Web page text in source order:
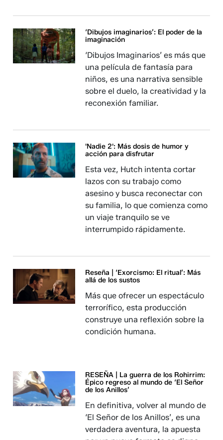
‘Dibujos imaginarios’: El poder de la
imaginación
‘Dibujos Imaginarios’ es más que
una película de fantasía para
niños, es una narrativa sensible
sobre el duelo, la creatividad y la
reconexión familiar.
'Nadie 2': Más dosis de humor y
acción para disfrutar
Esta vez, Hutch intenta cortar
lazos con su trabajo como
asesino y busca reconectar con
su familia, lo que comienza como
un viaje tranquilo se ve
interrumpido rápidamente.
Reseña | ‘Exorcismo: El ritual’: Más
allá de los sustos
Más que ofrecer un espectáculo
terrorífico, esta producción
construye una reflexión sobre la
condición humana.
RESEÑA | La guerra de los Rohirrim:
Épico regreso al mundo de ‘El Señor
de los Anillos’
En definitiva, volver al mundo de
‘El Señor de los Anillos’, es una
verdadera aventura, la apuesta